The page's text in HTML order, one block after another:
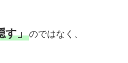
す」のではなく、